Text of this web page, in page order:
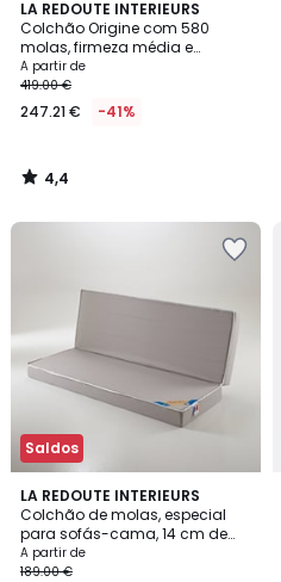
LA REDOUTE INTERIEURS
Colchão Origine com 580
molas, firmeza média e
conforto macio
A partir de
419.00 €
247.21 € -41%
4,4
/ 5
4,4
/
Saldos
LA REDOUTE INTERIEURS
Colchão de molas, especial
para sofás-cama, 14 cm de
altura
A partir de
189.00 €
4
/
5